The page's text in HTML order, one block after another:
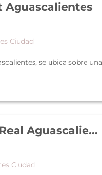
Aguascalientes
Ciudad
se ubica sobre una
Hotel Quinta Real Aguascalientes
Ciudad